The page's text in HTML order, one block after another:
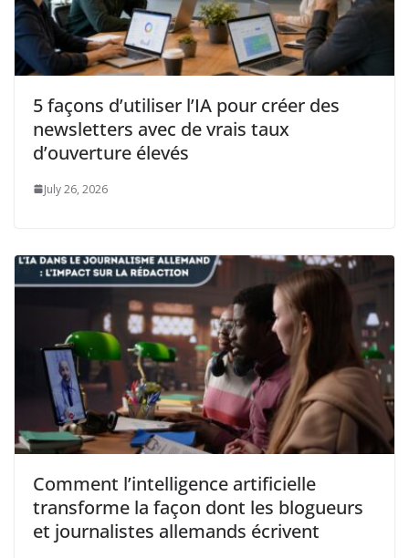
5 façons d’utiliser l’IA pour créer des
newsletters avec de vrais taux
d’ouverture élevés
July 26, 2026
Comment l’intelligence artificielle
transforme la façon dont les blogueurs
et journalistes allemands écrivent